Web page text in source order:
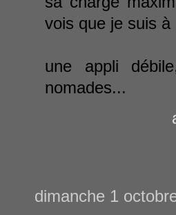
vois que je suis
une appli
nomades...
dimanche 1